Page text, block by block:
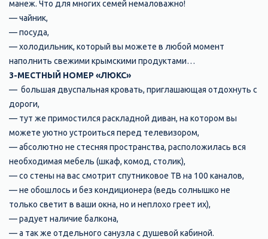
манеж. Что для многих семей немаловажно!
— чайник,
— посуда,
— холодильник, который вы можете в любой момент
наполнить свежими крымскими продуктами…
3-МЕСТНЫЙ НОМЕР «ЛЮКС»
— большая двуспальная кровать, приглашающая отдохнуть с
дороги,
— тут же примостился раскладной диван, на котором вы
можете уютно устроиться перед телевизором,
— абсолютно не стесняя пространства, расположилась вся
необходимая мебель (шкаф, комод, столик),
— со стены на вас смотрит спутниковое ТВ на 100 каналов,
— не обошлось и без кондиционера (ведь солнышко не
только светит в ваши окна, но и неплохо греет их),
— радует наличие балкона,
— а так же отдельного санузла с душевой кабиной.